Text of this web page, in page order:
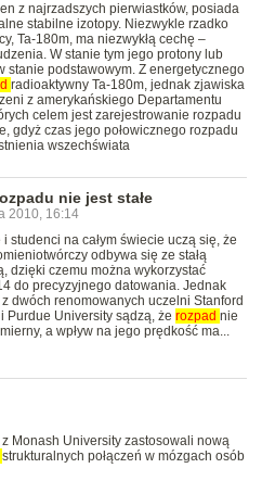
z najrzadszych pierwiastków, posiada
stabilne izotopy. Niezwykle rzadko
Ta-180m, ma niezwykłą cechę –
W stanie tym jego protony lub
stanie podstawowym. Z energetycznego
radioaktywny Ta-180m, jednak zjawiska
z amerykańskiego Departamentu
celem jest zarejestrowanie rozpadu
gdyż czas jego połowicznego rozpadu
wszechświata
nie jest stałe
2010, 16:14
studenci na całym świecie uczą się, że
odbywa się ze stałą
dzięki czemu można wykorzystać
do precyzyjnego datowania. Jednak
dwóch renomowanych uczelni Stanford
Purdue University sądzą, że rozpad nie
a wpływ na jego prędkość ma...
Monash University zastosowali nową
strukturalnych połączeń w mózgach osób